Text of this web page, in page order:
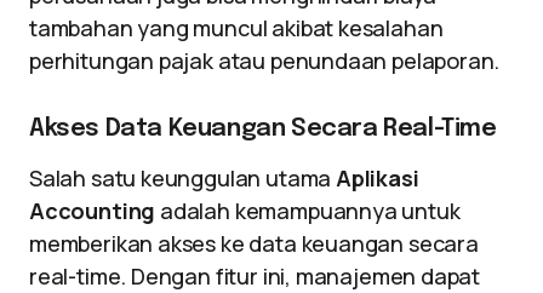
tambahan yang muncul akibat kesalahan
perhitungan pajak atau penundaan pelaporan.
Akses Data Keuangan Secara Real-Time
Salah satu keunggulan utama Aplikasi
Accounting adalah kemampuannya untuk
memberikan akses ke data keuangan secara
real-time. Dengan fitur ini, manajemen dapat